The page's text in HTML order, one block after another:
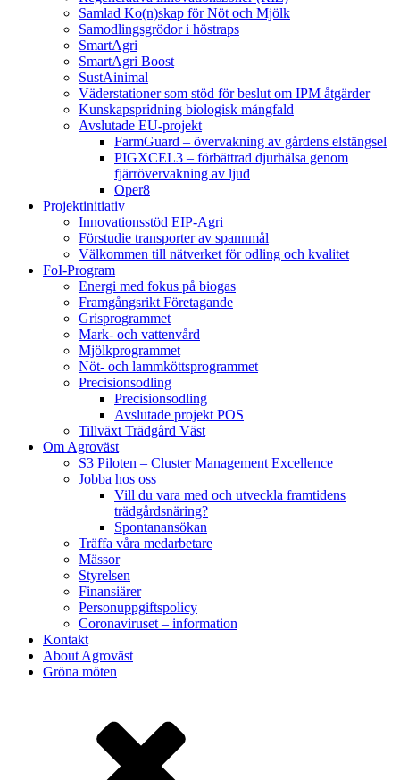
Samlad Ko(n)skap för Nöt och Mjölk
Samodlingsgrödor i höstraps
SmartAgri
SmartAgri Boost
SustAinimal
Väderstationer som stöd för beslut om IPM åtgärder
Kunskapspridning biologisk mångfald
Avslutade EU-projekt
FarmGuard – övervakning av gårdens elstängsel
PIGXCEL3 – förbättrad djurhälsa genom
fjärrövervakning av ljud
Oper8
Projektinitiativ
Innovationsstöd EIP-Agri
Förstudie transporter av spannmål
Välkommen till nätverket för odling och kvalitet
FoI-Program
Energi med fokus på biogas
Framgångsrikt Företagande
Grisprogrammet
Mark- och vattenvård
Mjölkprogrammet
Nöt- och lammköttsprogrammet
Precisionsodling
Precisionsodling
Avslutade projekt POS
Tillväxt Trädgård Väst
Om Agroväst
S3 Piloten – Cluster Management Excellence
Jobba hos oss
Vill du vara med och utveckla framtidens
trädgårdsnäring?
Spontanansökan
Träffa våra medarbetare
Mässor
Styrelsen
Finansiärer
Personuppgiftspolicy
Coronaviruset – information
Kontakt
About Agroväst
Gröna möten